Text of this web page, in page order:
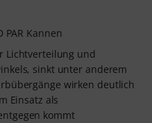
Kannen
Lichtverteilung und
sinkt unter anderem
wirken deutlich
Einsatz als
kommt